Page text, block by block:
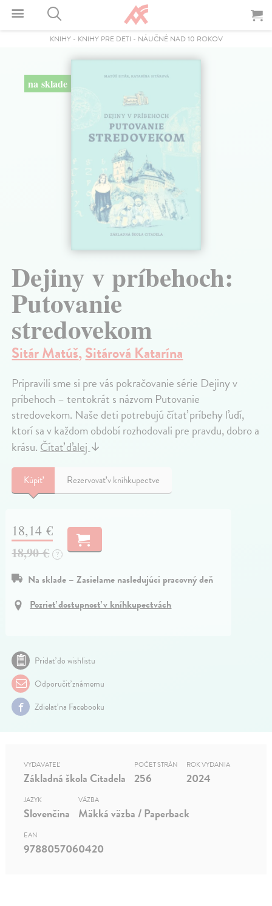
KNIHY- KNIHY PRE DETI - NÁUČNÉ NAD 10 ROKOV
na sklade
Dejiny v príbehoch:
Putovanie
stredovekom
Sitár Matúš,Sitárová Katarína
Pripravili sme si pre vás pokračovanie série Dejiny v
príbehoch – tentokrát s názvom Putovanie
stredovekom. Naše deti potrebujú čítať príbehy ľudí,
ktorí sa v každom období rozhodovali pre pravdu, dobro a
krásu.Čítať ďalej↓
Kúpiť Rezervovať v kníhkupectve
18,14 €
18,90 € ?
Na sklade – Zasielame nasledujúci pracovný deň
Pozrieť dostupnosť v kníhkupectvách
Pridať do wishlistu
Odporučiť známemu
Zdielať na Facebooku
VYDAVATEĽ
Základná škola Citadela
POČET STRÁN
256
ROK VYDANIA
2024
JAZYK
Slovenčina
VÄZBA
Mäkká väzba / Paperback
EAN
9788057060420